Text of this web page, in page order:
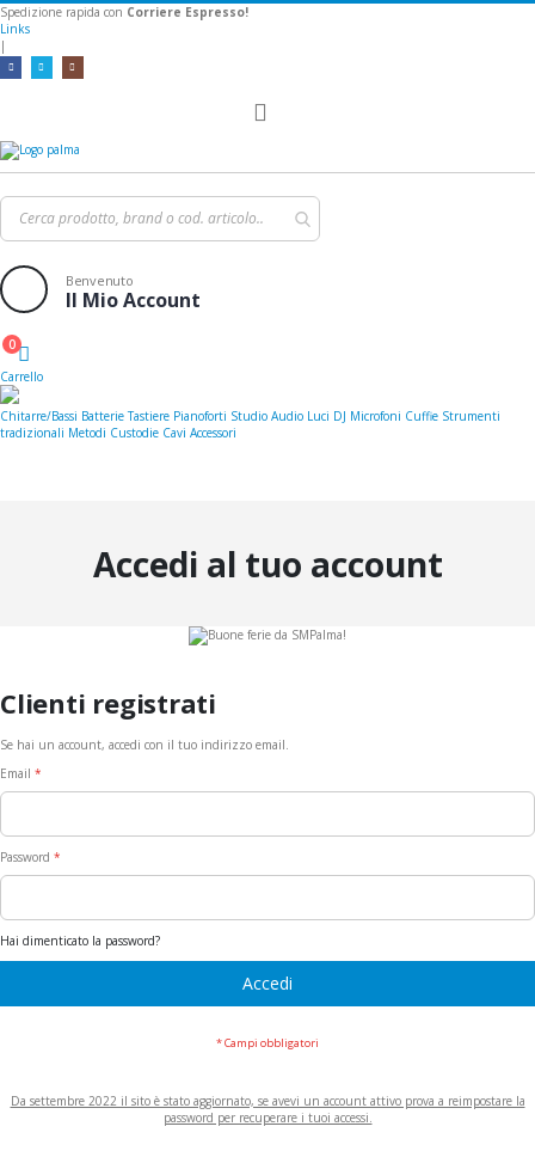
Spedizione rapida con Corriere Espresso!
Links
|
Benvenuto
Il Mio Account
Cart
0
Carrello
Chitarre/Bassi Batterie Tastiere Pianoforti Studio Audio Luci DJ Microfoni Cuffie Strumenti
tradizionali Metodi Custodie Cavi Accessori
Accedi al tuo account
Clienti registrati
Se hai un account, accedi con il tuo indirizzo email.
Email
Password
Hai dimenticato la password?
Accedi
Da settembre 2022 il sito è stato aggiornato, se avevi un account attivo prova a reimpostare la
password per recuperare i tuoi accessi.